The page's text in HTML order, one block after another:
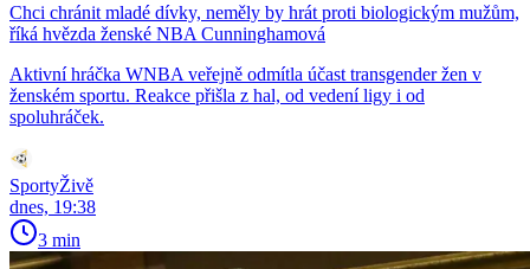
Chci chránit mladé dívky, neměly by hrát proti biologickým mužům,
říká hvězda ženské NBA Cunninghamová
Aktivní hráčka WNBA veřejně odmítla účast transgender žen v
ženském sportu. Reakce přišla z hal, od vedení ligy i od
spoluhráček.
SportyŽivě
dnes, 19:38
3 min